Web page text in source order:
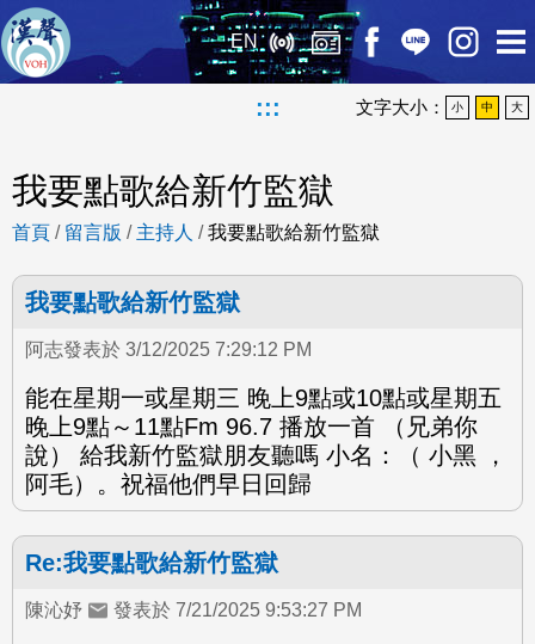
EN
::: 文字大小： 小 中 大
我要點歌給新竹監獄
首頁 / 留言版 / 主持人 /我要點歌給新竹監獄
我要點歌給新竹監獄
阿志發表於 3/12/2025 7:29:12 PM
能在星期一或星期三 晚上9點或10點或星期五
晚上9點～11點Fm 96.7 播放一首 （兄弟你
說） 給我新竹監獄朋友聽嗎 小名：（ 小黑 ，
阿毛）。祝福他們早日回歸
Re:我要點歌給新竹監獄
陳沁妤 發表於 7/21/2025 9:53:27 PM